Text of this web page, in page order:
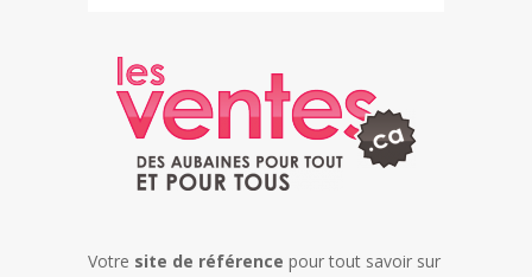
Votre site de référence pour tout savoir sur